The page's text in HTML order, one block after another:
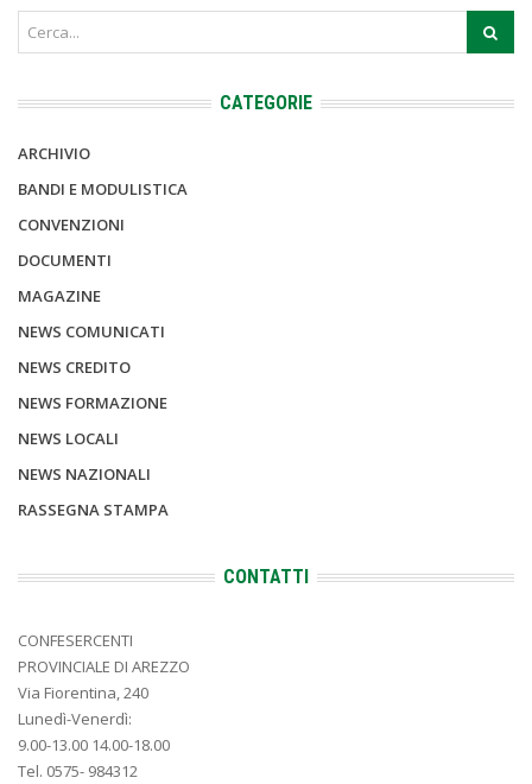
CATEGORIE
ARCHIVIO
BANDI E MODULISTICA
CONVENZIONI
DOCUMENTI
MAGAZINE
NEWS COMUNICATI
NEWS CREDITO
NEWS FORMAZIONE
NEWS LOCALI
NEWS NAZIONALI
RASSEGNA STAMPA
CONTATTI
CONFESERCENTI
PROVINCIALE DI AREZZO
Via Fiorentina, 240
Lunedì-Venerdì:
9.00-13.00 14.00-18.00
Tel. 0575- 984312